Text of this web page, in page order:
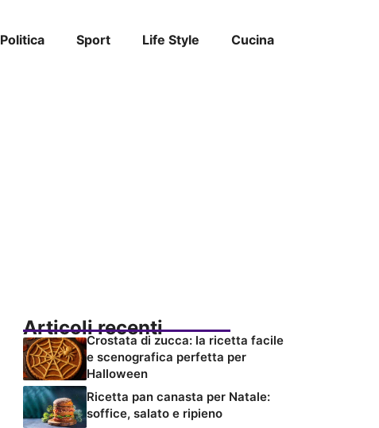
Politica Sport Life Style Cucina
Articoli recenti
Crostata di zucca: la ricetta facile
e scenografica perfetta per
Halloween
Ricetta pan canasta per Natale:
soffice, salato e ripieno